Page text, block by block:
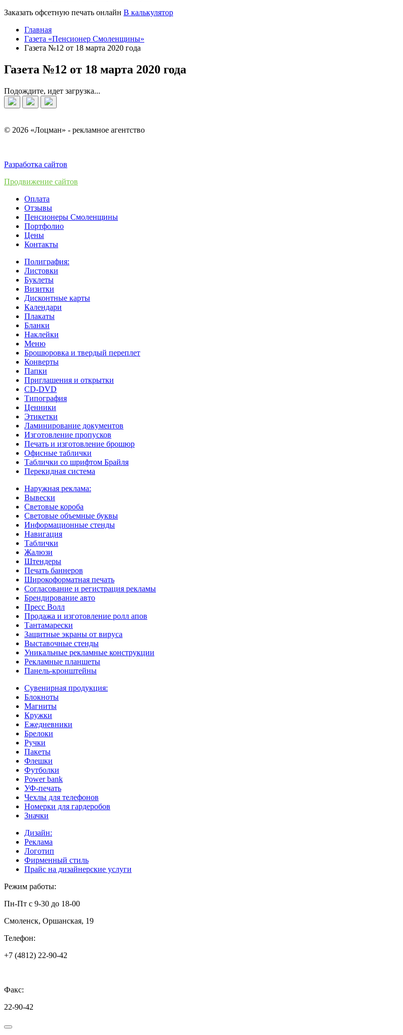
Заказать офсетную печать онлайн В калькулятор
Главная
Газета «Пенсионер Смоленщины»
Газета №12 от 18 марта 2020 года
Газета №12 от 18 марта 2020 года
Подождите, идет загрузка...
© 2026 «Лоцман» - рекламное агентство
Разработка сайтов
Продвижение сайтов
Оплата
Отзывы
Пенсионеры Смоленщины
Портфолио
Цены
Контакты
Полиграфия:
Листовки
Буклеты
Визитки
Дисконтные карты
Календари
Плакаты
Бланки
Наклейки
Меню
Брошюровка и твердый переплет
Конверты
Папки
Приглашения и открытки
CD-DVD
Типография
Ценники
Этикетки
Ламинирование документов
Изготовление пропусков
Печать и изготовление брошюр
Офисные таблички
Таблички со шрифтом Брайля
Перекидная система
Наружная реклама:
Вывески
Световые короба
Световые объемные буквы
Информационные стенды
Навигация
Таблички
Жалюзи
Штендеры
Печать баннеров
Широкоформатная печать
Согласование и регистрация рекламы
Брендирование авто
Пресс Волл
Продажа и изготовление ролл апов
Тантамарески
Защитные экраны от вируса
Выставочные стенды
Уникальные рекламные конструкции
Рекламные планшеты
Панель-кронштейны
Сувенирная продукция:
Блокноты
Магниты
Кружки
Ежедневники
Брелоки
Ручки
Пакеты
Флешки
Футболки
Power bank
УФ-печать
Чехлы для телефонов
Номерки для гардеробов
Значки
Дизайн:
Реклама
Логотип
Фирменный стиль
Прайс на дизайнерские услуги
Режим работы:
Пн-Пт с 9-30 до 18-00
Смоленск, Оршанская, 19
Телефон:
+7 (4812) 22-90-42
Факс:
22-90-42